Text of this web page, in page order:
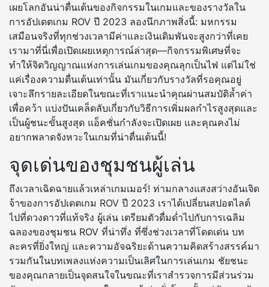
เผยโลกอันน่าตื่นเต้นของกิจกรรมในเกมและของรางวัลใน
การอัปเดตเกม ROV ปี 2023 ลองนึกภาพสิ่งนี้: มหกรรม
เสมือนจริงที่ทุกช่วงเวลามีค่าและเงินเดิมพันจะสูงกว่าที่เคย
เรามาที่นี่เพื่อเปิดเผยเหตุการณ์ล่าสุด—กิจกรรมพิเศษที่จะ
ทำให้จิตวิญญาณแห่งการเล่นเกมของคุณลุกเป็นไฟ แต่ไม่ใช่
แค่เรื่องความตื่นเต้นเท่านั้น มันเกี่ยวกับรางวัลที่รอคุณอยู่
เจาะลึกรายละเอียดในขณะที่เราแนะนำคุณผ่านสมบัติล้ำค่า
เพื่อคว้า แบ่งปันเคล็ดลับเกี่ยวกับวิธีการเพิ่มผลกำไรสูงสุดและ
เป็นผู้ชนะขั้นสูงสุด แอ็คชั่นกำลังจะเปิดเผย และคุณคงไม่
อยากพลาดจังหวะในเกมที่น่าตื่นเต้นนี้!
จุดเด่นของชุมชนผู้เล่น
ถึงเวลาเฉิดฉายแล้วเหล่าเกมเมอร์! ท่ามกลางแสงสว่างอันเจิด
จ้าของการอัปเดตเกม ROV ปี 2023 เราได้เปลี่ยนสปอตไลต์
ไปที่ดวงดาวที่แท้จริง ผู้เล่น เตรียมตัวดื่มด่ำไปกับการเฉลิม
ฉลองของชุมชน ROV ที่น่าทึ่ง ที่ซึ่งช่วงเวลาที่โดดเด่น บท
ละครที่ยิ่งใหญ่ และความอัจฉริยะด้านความคิดสร้างสรรค์มา
รวมกันในบทเพลงแห่งความเป็นเลิศในการเล่นเกม ชัยชนะ
ของคุณกลายเป็นจุดสนใจในขณะที่เราสำรวจการมีส่วนร่วม